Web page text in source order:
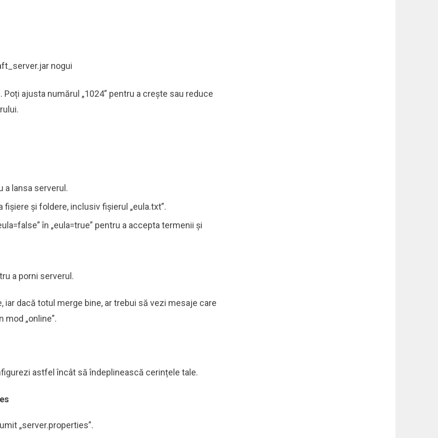
nogui
Poți ajusta numărul „1024” pentru a crește sau reduce
a lansa serverul.
și foldere, inclusiv fișierul „eula.txt”.
în „eula=true” pentru a accepta termenii și
a porni serverul.
dacă totul merge bine, ar trebui să vezi mesaje care
„online”.
astfel încât să îndeplinească cerințele tale.
„server.properties”.